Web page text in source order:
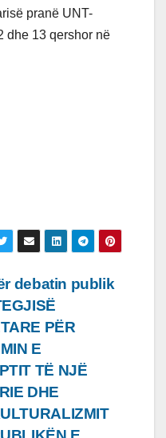
pranë UNT-
dhe 13 qershor në
debatin publik
PËR
E
TË NJË
DHE